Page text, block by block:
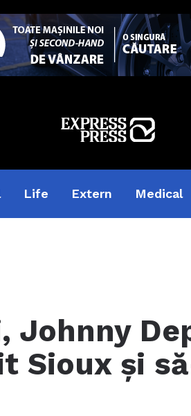
Life Extern Medical
Johnny
Sioux şi